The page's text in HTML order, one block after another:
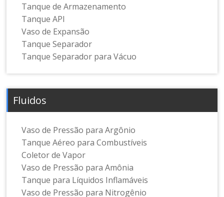
Tanque de Armazenamento
Tanque API
Vaso de Expansão
Tanque Separador
Tanque Separador para Vácuo
Fluidos
Vaso de Pressão para Argônio
Tanque Aéreo para Combustíveis
Coletor de Vapor
Vaso de Pressão para Amônia
Tanque para Líquidos Inflamáveis
Vaso de Pressão para Nitrogênio